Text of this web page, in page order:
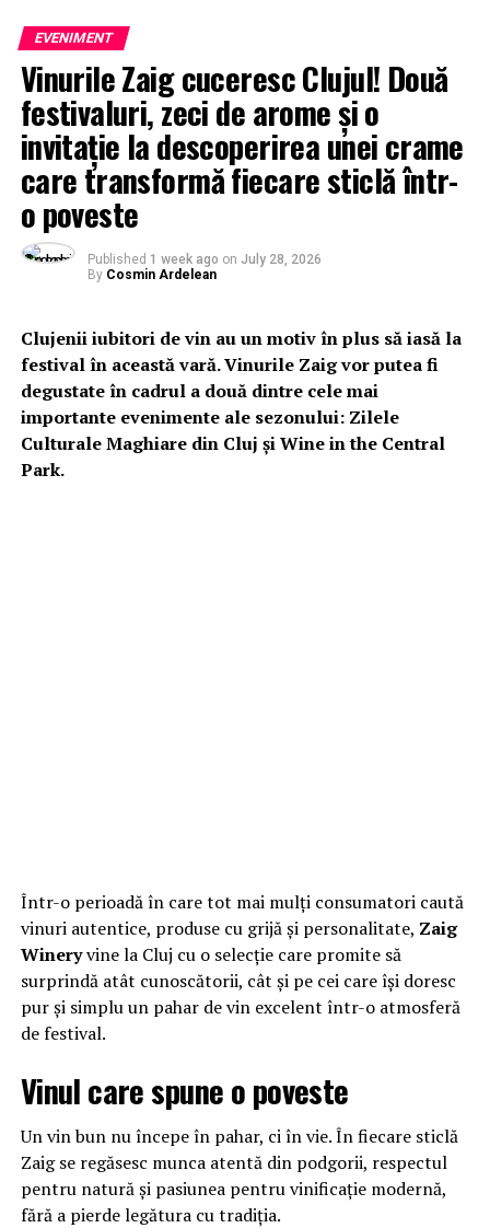
EVENIMENT
Vinurile Zaig cuceresc Clujul! Două
festivaluri, zeci de arome și o
invitație la descoperirea unei crame
care transformă fiecare sticlă într-
o poveste
Published 1 week ago on July 28, 2026
By Cosmin Ardelean
Clujenii iubitori de vin au un motiv în plus să iasă la
festival în această vară. Vinurile Zaig vor putea fi
degustate în cadrul a două dintre cele mai
importante evenimente ale sezonului: Zilele
Culturale Maghiare din Cluj și Wine in the Central
Park.
Într-o perioadă în care tot mai mulți consumatori caută
vinuri autentice, produse cu grijă și personalitate, Zaig
Wineryvine la Cluj cu o selecție care promite să
surprindă atât cunoscătorii, cât și pe cei care își doresc
pur și simplu un pahar de vin excelent într-o atmosferă
de festival.
Vinul care spune o poveste
Un vin bun nu începe în pahar, ci în vie. În fiecare sticlă
Zaig se regăsesc munca atentă din podgorii, respectul
pentru natură și pasiunea pentru vinificație modernă,
fără a pierde legătura cu tradiția.